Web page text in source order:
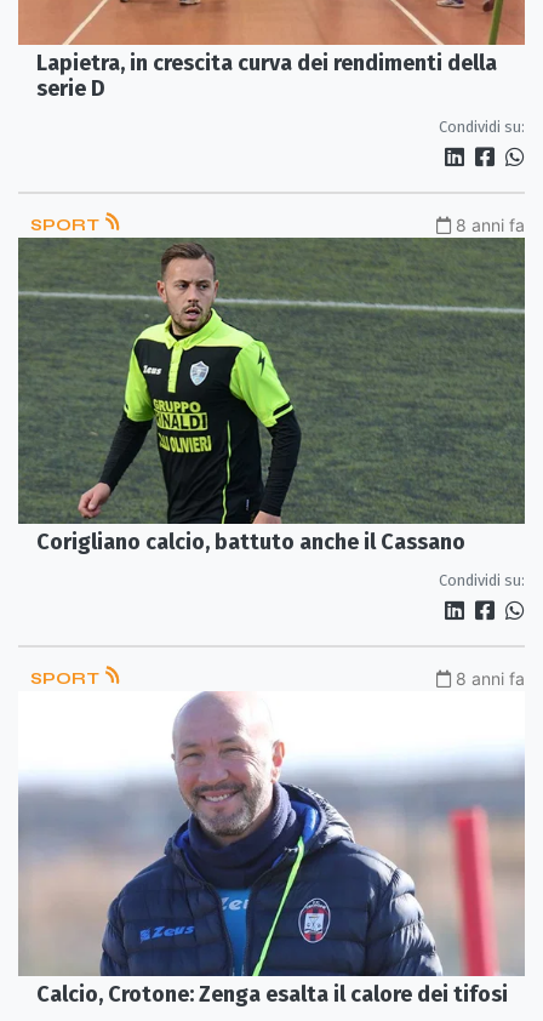
Lapietra, in crescita curva dei rendimenti della
serie D
Condividi su:
SPORT 8 anni fa
Corigliano calcio, battuto anche il Cassano
Condividi su:
SPORT 8 anni fa
Calcio, Crotone: Zenga esalta il calore dei tifosi